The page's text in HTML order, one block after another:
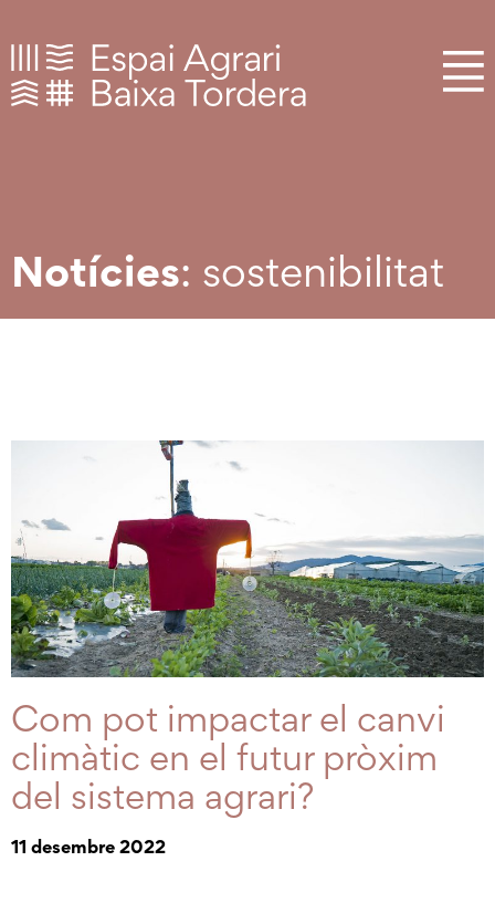
Notícies: sostenibilitat
Com pot impactar el canvi
climàtic en el futur pròxim
del sistema agrari?
11 desembre 2022